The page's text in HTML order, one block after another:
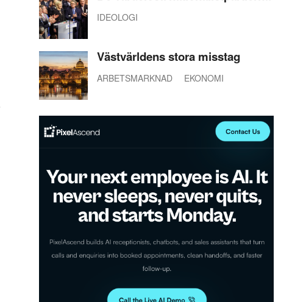
IDEOLOGI
Västvärldens stora misstag
ARBETSMARKNAD EKONOMI